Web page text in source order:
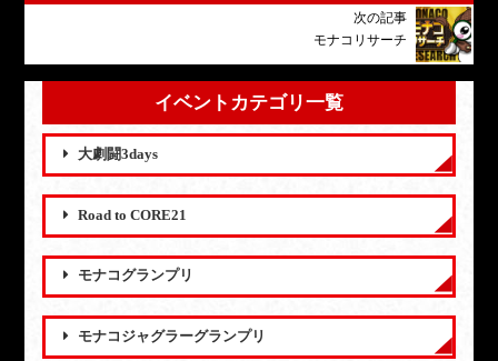
次の記事
モナコリサーチ
イベントカテゴリ一覧
大劇闘3days
Road to CORE21
モナコグランプリ
モナコジャグラーグランプリ